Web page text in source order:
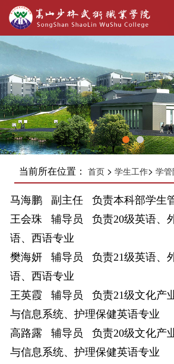
当前所在位置： 首页> 学生工作> 学管
马海鹏 副主任 负责本科部学生
王会珠 辅导员 负责20级英语、外
语、西语专业
樊海妍 辅导员 负责21级英语、
语、西语专业
王英霞 辅导员 负责21级文化产
与信息系统、护理保健英语专业
高路露 辅导员 负责20级文化产
与信息系统、护理保健英语专业